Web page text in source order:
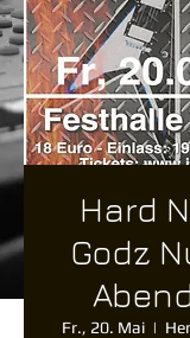
Hard
Godz
Fr., 20. Mai
  |